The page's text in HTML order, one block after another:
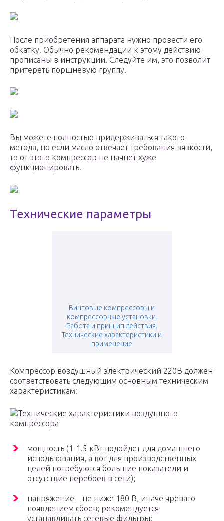
После приобретения аппарата нужно провести его
обкатку. Обычно рекомендации к этому действию
прописаны в инструкции. Следуйте им, это позволит
притереть поршневую группу.
Вы можете полностью придерживаться такого
метода, но если масло отвечает требования вязкости,
то от этого компрессор не начнет хуже
функционировать.
Технические параметры
Винтовые компрессоры и
компрессорные установки.
Работа и принцип действия.
Технические характеристики и
применение
Компрессор воздушный электрический 220В должен
соответствовать следующим основным техническим
характеристикам:
Технические характеристики воздушного
компрессора
мощность (1-1.5 кВт подойдет для домашнего
использования, а вот для производственных
целей потребуются большие показатели и
отсутствие перебоев в сети);
напряжение – не ниже 180 В, иначе чревато
появлением сбоев; рекомендуется
устанавливать сетевые фильтры;